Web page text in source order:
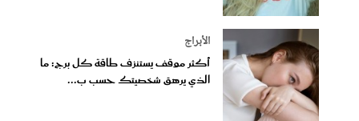
الأبراج
أكثر موقف يستنزف طاقة كل برج: ما
الذي يرهق شخصيتك حسب ب...